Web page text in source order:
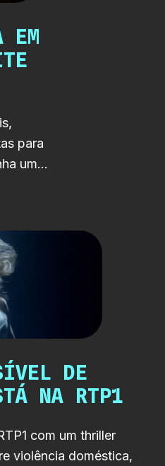
EM
para
um
DE
NA RTP1
com um thriller
violência doméstica,